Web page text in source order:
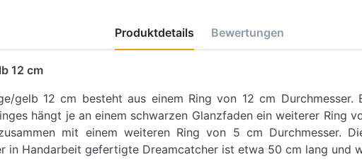
Produktdetails Bewertungen
12 cm
gelb 12 cm besteht aus einem Ring von 12 cm
hängt je an einem schwarzen Glanzfaden ein weiterer Ring
mit einem weiteren Ring von 5 cm Durchmesser.
in Handarbeit gefertigte Dreamcatcher ist etwa 50 cm lang und